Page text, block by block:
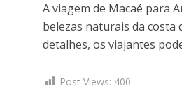
A viagem de Macaé para
belezas naturais da costa
detalhes, os viajantes
Post Views: 400